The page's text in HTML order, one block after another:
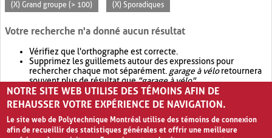
(X) Grand groupe (> 100) (X) Sporadiques
Votre recherche n'a donné aucun résultat
Vérifiez que l'orthographe est correcte.
Supprimez les guillemets autour des expressions pour
rechercher chaque mot séparément. garage à véloretournera
souvent plus de résultat que"garage à vélo".
Envisagez d'élargir votre recherche avec OR.garage OR vélo
retournera souvent plus de résultat quegarage à vélo
NOTRE SITE WEB UTILISE DES TÉMOINS AFIN DE
REHAUSSER VOTRE EXPÉRIENCE DE NAVIGATION.
Le site web de Polytechnique Montréal utilise des témoins de connexion
afin de recueillir des statistiques générales et offrir une meilleure